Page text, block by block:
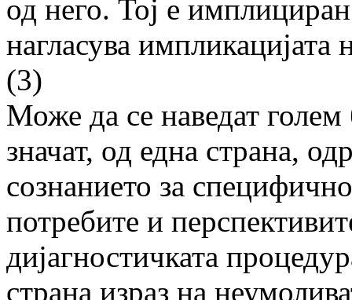
од него. Тој е
нагласува импликацијата
(3)
Може да се наведат
значат, од една страна,
сознанието за
потребите и
дијагностичката
страна израз на